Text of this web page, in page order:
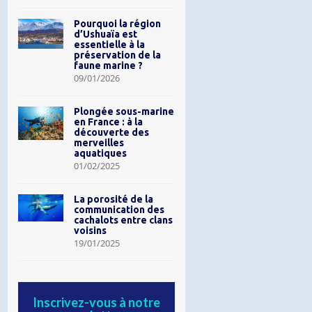
Pourquoi la région
d’Ushuaïa est
essentielle à la
préservation de la
faune marine ?
09/01/2026
Plongée sous-marine
en France : à la
découverte des
merveilles
aquatiques
01/02/2025
La porosité de la
communication des
cachalots entre clans
voisins
19/01/2025
Inscrivez-vous à notre